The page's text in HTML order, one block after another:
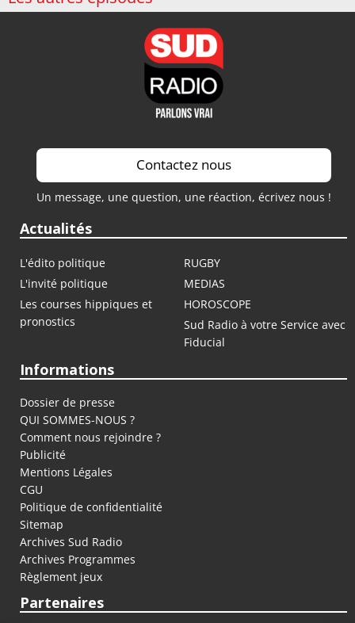
Contactez nous
Un message, une question, une réaction, écrivez nous !
Actualités
L'édito politique
RUGBY
L'invité politique
MEDIAS
Les courses hippiques et
pronostics
HOROSCOPE
Sud Radio à votre Service avec
Fiducial
Informations
Dossier de presse
QUI SOMMES-NOUS ?
Comment nous rejoindre ?
Publicité
Mentions Légales
CGU
Politique de confidentialité
Sitemap
Archives Sud Radio
Archives Programmes
Règlement jeux
Partenaires